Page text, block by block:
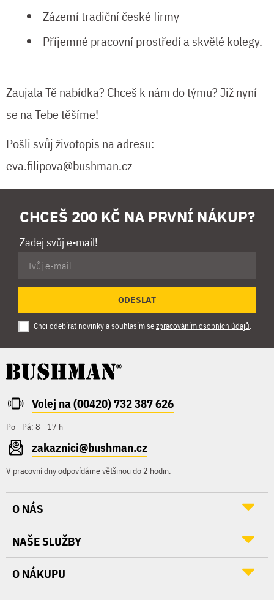
Zázemí tradiční české firmy
Příjemné pracovní prostředí a skvělé kolegy.
Zaujala Tě nabídka? Chceš k nám do týmu? Již nyní
se na Tebe těšíme!
Pošli svůj životopis na adresu:
eva.filipova@bushman.cz
CHCEŠ 200 KČ NA PRVNÍ NÁKUP?
Zadej svůj e-mail!
ODESLAT
Chci odebírat novinky a souhlasím sezpracováním osobních údajů.
Volej na (00420) 732 387 626
Po - Pá: 8 - 17 h
zakaznici@bushman.cz
V pracovní dny odpovídáme většinou do 2 hodin.
O NÁS
NAŠE SLUŽBY
O NÁKUPU